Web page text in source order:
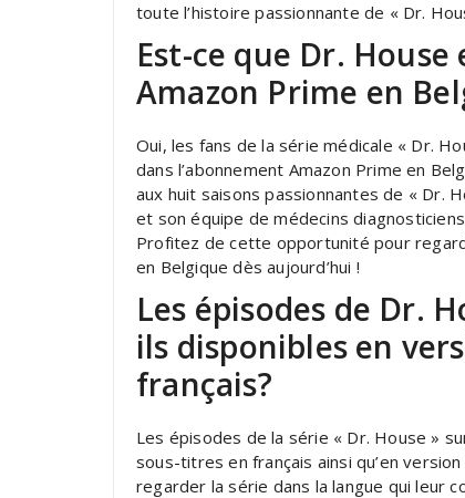
toute l’histoire passionnante de « Dr.
Est-ce que Dr.
Amazon Prime en
Oui, les fans de la série médicale « Dr.
dans l’abonnement Amazon Prime en
aux huit saisons passionnantes de « Dr.
et son équipe de médecins
Profitez de cette opportunité pour
en Belgique dès aujourd’hui !
Les épisodes de Dr.
ils disponibles en
français?
Les épisodes de la série « Dr. House »
sous-titres en français ainsi qu’en
regarder la série dans la langue qui leur